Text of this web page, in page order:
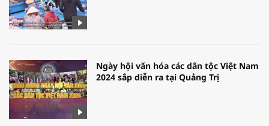
Ngày hội văn hóa các dân tộc Việt Nam
2024 sắp diễn ra tại Quảng Trị